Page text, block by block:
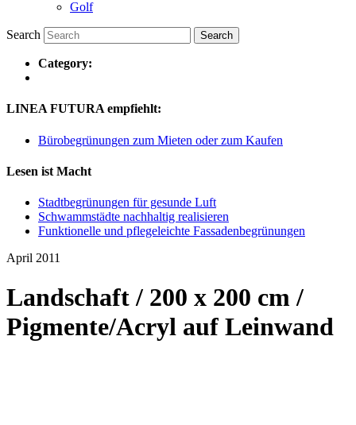
Golf
Search
Category:
LINEA FUTURA empfiehlt:
Bürobegrünungen zum Mieten oder zum Kaufen
Lesen ist Macht
Stadtbegrünungen für gesunde Luft
Schwammstädte nachhaltig realisieren
Funktionelle und pflegeleichte Fassadenbegrünungen
April 2011
Landschaft / 200 x 200 cm /
Pigmente/Acryl auf Leinwand